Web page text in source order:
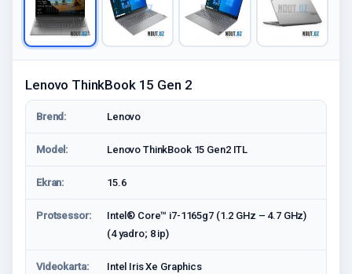
Lenovo ThinkBook 15 Gen 2
Brend: Lenovo
Model: Lenovo ThinkBook 15 Gen2 ITL
Ekran: 15.6
Protsessor:
Intel® Core™ i7-1165g7 (1.2 GHz – 4.7 GHz)
(4 yadro; 8 ip)
Videokarta: Intel Iris Xe Graphics